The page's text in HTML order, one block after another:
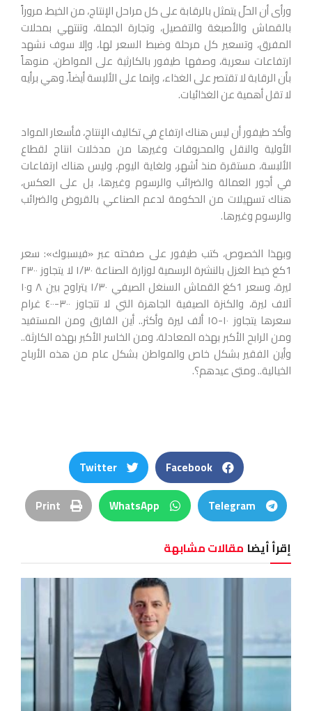
ورأى أن الحلّ يتمثل بالرقابة على كل مراحل الإنتاج، من الخيط، مروراً
بالقماش والأصبغة والتفصيل، وتجارة الجملة، وتنتهي بمحلات
المفرق، وتسعير كل مرحلة وضبط السعر لها، وإلا سوف نشهد
ارتفاعات سعرية، وصفها طيفور بالكارثية على المواطن، منوهاً
بأن الرقابة لا تقتصر على الغذاء، وإنما على الألبسة أيضاً، وهي برأيه
لا تقل أهمية عن الغذائيات.
وأكد طيفور أن ليس هناك ارتفاع في تكاليف الإنتاج، فأسعار المواد
الأولية والنقل والمحروقات وغيرها من مدخلات انتاج لقطاع
الألبسة، مستقرة منذ أشهر، ولغاية اليوم، وليس هناك ارتفاعات
في أجور العمالة والضرائب والرسوم وغيرها، بل على العكس،
هناك تسهيلات من الحكومة لدعم الصناعي بالقروض والضرائب
والرسوم وغيرها.
وبهذا الخصوص، كتب طيفور على صفحته عبر «فيسبوك»: سعر
1كغ خيط الغزل بالنشرة الرسمية لوزارة الصناعة ١/٣٠ لا يتجاوز ٢٣٠٠
ليرة، وسعر 1كغ القماش السنغل الصيفي ١/٣٠ يتراوح بين ٨ و١٠
آلاف ليرة، والكنزة الصيفية الجاهزة التي لا تتجاوز ٣٠٠-٤٠٠ غرام
سعرها يتجاوز ١٠-١٥ ألف ليرة وأكثر.. أين الفارق ومن المستفيد
ومن الرابح الأكبر بهذه المعادلة، ومن الخاسر الأكبر بهذه الكارثة..
وأين الفقير بشكل خاص والمواطن بشكل عام من هذه الأرباح
الخيالية.. ومتى عيدهم؟.
Facebook
Twitter
Telegram
WhatsApp
Print
إقرأ أيضا مقالات مشابهة